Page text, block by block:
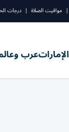
| مواقيت الصلاة | درجات
الإماراتعرب